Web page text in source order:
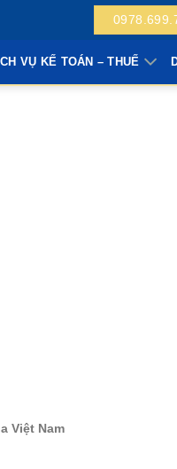
VỤ KẾ TOÁN – THUẾ
Việt Nam